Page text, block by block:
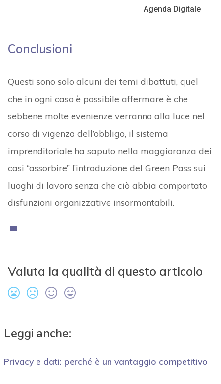
Conclusioni
Questi sono solo alcuni dei temi dibattuti, quel
che in ogni caso è possibile affermare è che
sebbene molte evenienze verranno alla luce nel
corso di vigenza dell’obbligo, il sistema
imprenditoriale ha saputo nella maggioranza dei
casi “assorbire” l’introduzione del Green Pass sui
luoghi di lavoro senza che ciò abbia comportato
disfunzioni organizzative insormontabili.
Valuta la qualità di questo articolo
Leggi anche:
Privacy e dati: perché è un vantaggio competitivo